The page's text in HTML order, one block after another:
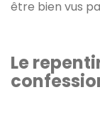
être bien vus
Le